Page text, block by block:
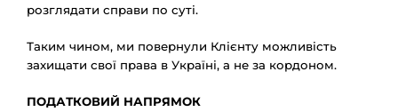
розглядати справи по суті.
Таким чином, ми повернули Клієнту можливість
захищати свої права в Україні, а не за кордоном.
ПОДАТКОВИЙ НАПРЯМОК